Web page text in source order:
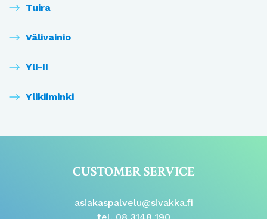
Tuira
Välivainio
Yli-Ii
Ylikiiminki
CUSTOMER SERVICE
asiakaspalvelu@sivakka.fi